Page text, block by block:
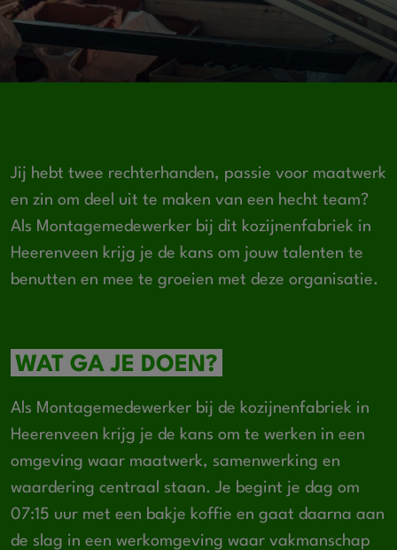
Jij hebt twee rechterhanden, passie voor maatwerk
en zin om deel uit te maken van een hecht team?
Als Montagemedewerker bij dit kozijnenfabriek in
Heerenveen krijg je de kans om jouw talenten te
benutten en mee te groeien met deze organisatie.
WAT GA JE DOEN?
Als Montagemedewerker bij de kozijnenfabriek in
Heerenveen krijg je de kans om te werken in een
omgeving waar maatwerk, samenwerking en
waardering centraal staan. Je begint je dag om
07:15 uur met een bakje koffie en gaat daarna aan
de slag in een werkomgeving waar vakmanschap